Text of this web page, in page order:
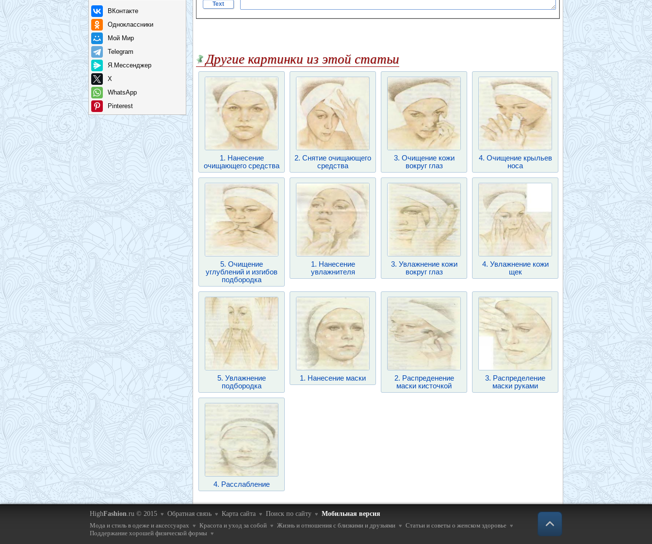
ВКонтакте
Одноклассники
Мой Мир
Telegram
Я.Мессенджер
X
WhatsApp
Pinterest
Text
Другие картинки из этой статьи
1. Нанесение
очищающего средства
2. Снятие очищающего
средства
3. Очищение кожи
вокруг глаз
4. Очищение крыльев
носа
5. Очищение
углублений и изгибов
подбородка
1. Нанесение
увлажнителя
3. Увлажнение кожи
вокруг глаз
4. Увлажнение кожи
щек
5. Увлажнение
подбородка
1. Нанесение маски
2. Распреденение
маски кисточкой
3. Распределение
маски руками
4. Расслабление
HighFashion.ru © 2015 ♥ Обратная связь ♥ Карта сайта ♥ Поиск по сайту ♥
Мобильная версия
Мода и стиль в одеже и аксессуарах
♥ Красота и уход за собой ♥ Жизнь и отношения с близкими и друзьями ♥ Статьи и советы о женском здоровье ♥
Поддержание хорошей физической формы ♥